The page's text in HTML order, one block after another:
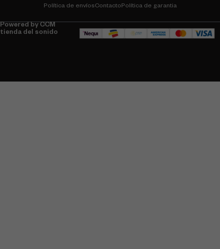
Política de envíosContactoPolítica de garantia
Powered by CCM
tienda del sonido